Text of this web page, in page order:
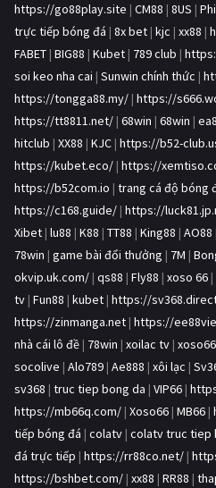
https://go88play.site | CM88 | 8US |
trực tiếp bóng đá | 8x bet | kjc | xx88 |
FABET | BIG88 | Kubet | 789 club |
soi keo nha cai | Sunwin chính thức |
https://tongga88.my/ | https://
https://tt8811.net/ | 68win | 68win |
hitclub | XX88 | KJC | https://b52-
https://kubet.eco/ | https://
https://b52com.io | trang cá độ bóng
https://c168.guide/ | https://
Xibet | lu88 | K88 | TT88 | King88 | AO88
78win | game bài đổi thưởng | 7M |
okvip.uk.com/ | qs88 | Fly88 | xoso 66 |
tv | Fun88 | kubet | https://
https://zinmanga.net | https://
nhà cái lô đề | 78win | xoilac tv | xoso66
socolive | Alo789 | Ae888 | xôi lạc |
sv368 | truc tiep bong da | VIP66 |
https://mb66q.com/ | Xoso66 | MB66 |
tiếp bóng đá | colatv | colatv truc tiep
đá trực tiếp | https://rr88co.net/ |
https://bshbet.com/ | xx88 | RR88 |